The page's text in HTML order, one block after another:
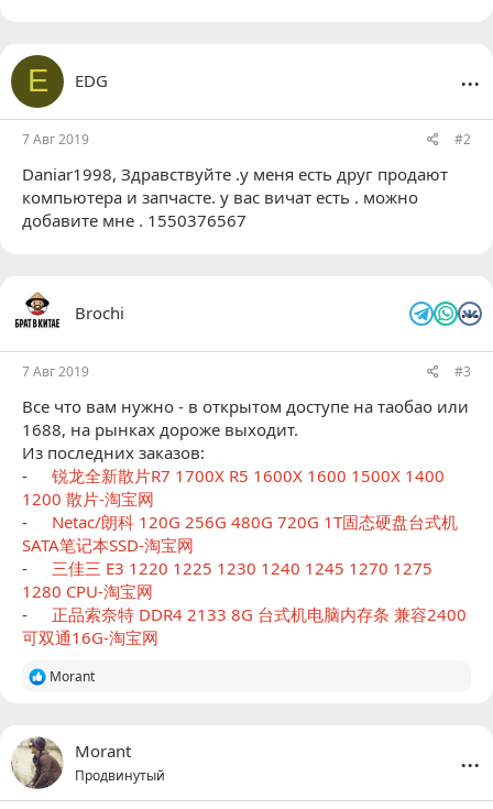
E EDG ...
7 Авг 2019 #2
Daniar1998, Здравствуйте .у меня есть друг продают
компьютера и запчасте. у вас вичат есть . можно
добавите мне . 1550376567
Brochi ...
7 Авг 2019 #3
Все что вам нужно - в открытом доступе на таобао или
1688, на рынках дороже выходит.
Из последних заказов:
-
锐龙全新散片R7 1700X R5 1600X 1600 1500X 1400
1200 散片-淘宝网
-
Netac/朗科 120G 256G 480G 720G 1T固态硬盘台式机
SATA笔记本SSD-淘宝网
-
三佳三 E3 1220 1225 1230 1240 1245 1270 1275
1280 CPU-淘宝网
-
正品索奈特 DDR4 2133 8G 台式机电脑内存条 兼容2400
可双通16G-淘宝网
Р
ц
и
и
:
Morant
Morant
Продвинутый
...